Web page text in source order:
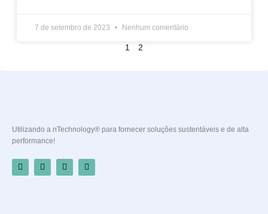
7 de setembro de 2023 Nenhum comentário
1 2
Utilizando a nTechnology® para fornecer soluções sustentáveis e de alta
performance!